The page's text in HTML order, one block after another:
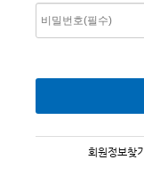
회원정보찾기